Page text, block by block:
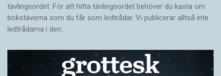
tävlingsordet. För att hitta tävlingsordet behöver du kasta om
bokstäverna som du får som ledtrådar. Vi publicerar alltså inte
ledtrådarna i den…